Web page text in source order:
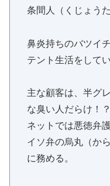
条間人（くじょうた
鼻炎持ちのバツイ
テント生活をして
主な顧客は、半グ
な臭い人だらけ！？
ネットでは悪徳弁
イソ弁の烏丸（か
に務める。